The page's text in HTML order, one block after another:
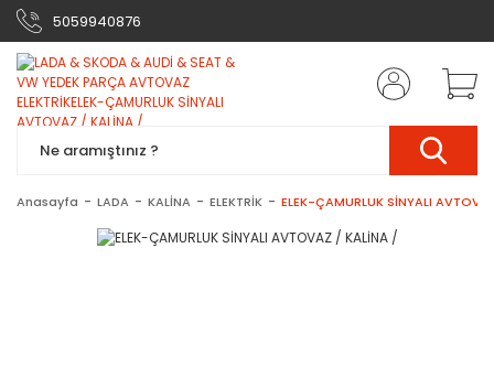
5059940876
Anasayfa LADA KALİNA ELEKTRİK ELEK-ÇAMURLUK SİNYALI